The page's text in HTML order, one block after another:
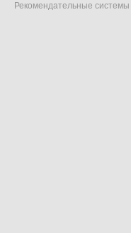
Рекомендательные системы